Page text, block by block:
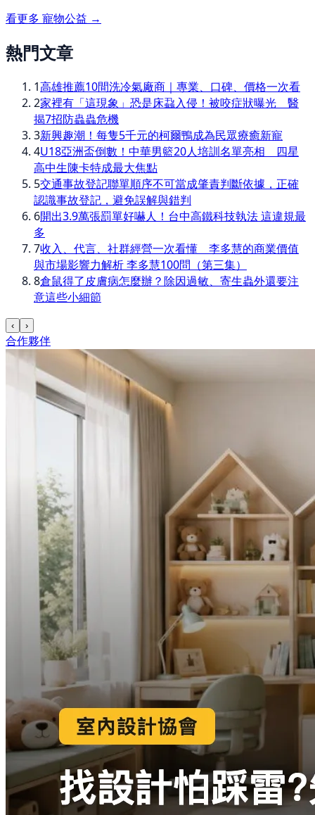
看更多 寵物公益 →
熱門文章
1高雄推薦10間洗冷氣廠商｜專業、口碑、價格一次看
2家裡有「這現象」恐是床蝨入侵！被咬症狀曝光 醫
揭7招防蟲蟲危機
3新興趣潮！每隻5千元的柯爾鴨成為民眾療癒新寵
4U18亞洲盃倒數！中華男籃20人培訓名單亮相 四星
高中生陳卡特成最大焦點
5交通事故登記聯單順序不可當成肇責判斷依據，正確
認識事故登記，避免誤解與錯判
6開出3.9萬張罰單好嚇人！台中高鐵科技執法 這違規最
多
7收入、代言、社群經營一次看懂 李多慧的商業價值
與市場影響力解析 李多慧100問（第三集）
8倉鼠得了皮膚病怎麼辦？除因過敏、寄生蟲外還要注
意這些小細節
‹ ›
合作夥伴